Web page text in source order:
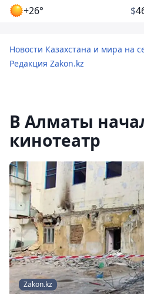
+26° $
Новости Казахстана и мира на
Редакция Zakon.kz
В Алматы
кинотеатр
Zakon.kz